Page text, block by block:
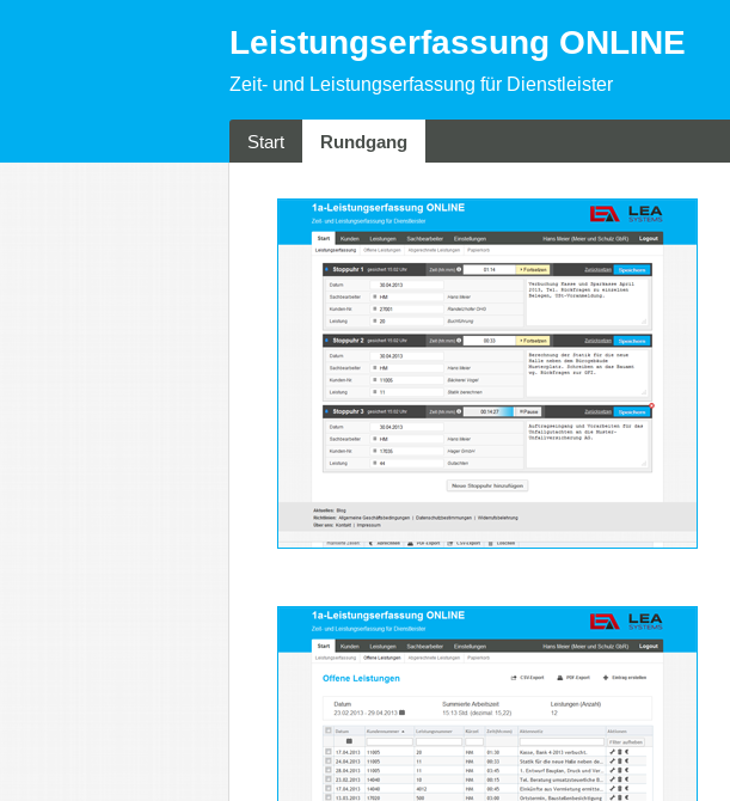
Leistungserfassung ONLINE
Zeit- und Leistungserfassung für Dienstleister
Start Rundgang